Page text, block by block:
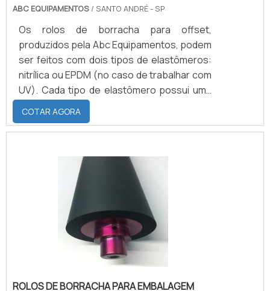
ABC EQUIPAMENTOS / SANTO ANDRÉ - SP
Os rolos de borracha para offset,
produzidos pela Abc Equipamentos, podem
ser feitos com dois tipos de elastômeros:
nitrílica ou EPDM (no caso de trabalhar com
UV). Cada tipo de elastômero possui uma
serie de características distintas, por
exemplo: a nitrílica pode ser produzida com
dureza entre 20 a 95 shores, podendo
-30°C e máximas de 120°C, possui
excelente resistência a abrasão, boa
resistência de aderência a metais,
resistência ao rasgamento, deforma.
COTAR AGORA
ROLOS DE BORRACHA PARA EMBALAGEM